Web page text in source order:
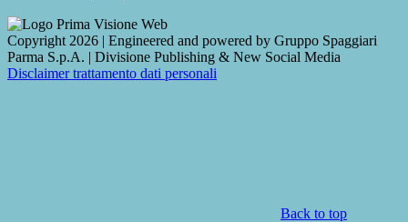
Copyright 2026 | Engineered and powered by Gruppo Spaggiari
Parma S.p.A. | Divisione Publishing & New Social Media
Disclaimer trattamento dati personali
Back to top